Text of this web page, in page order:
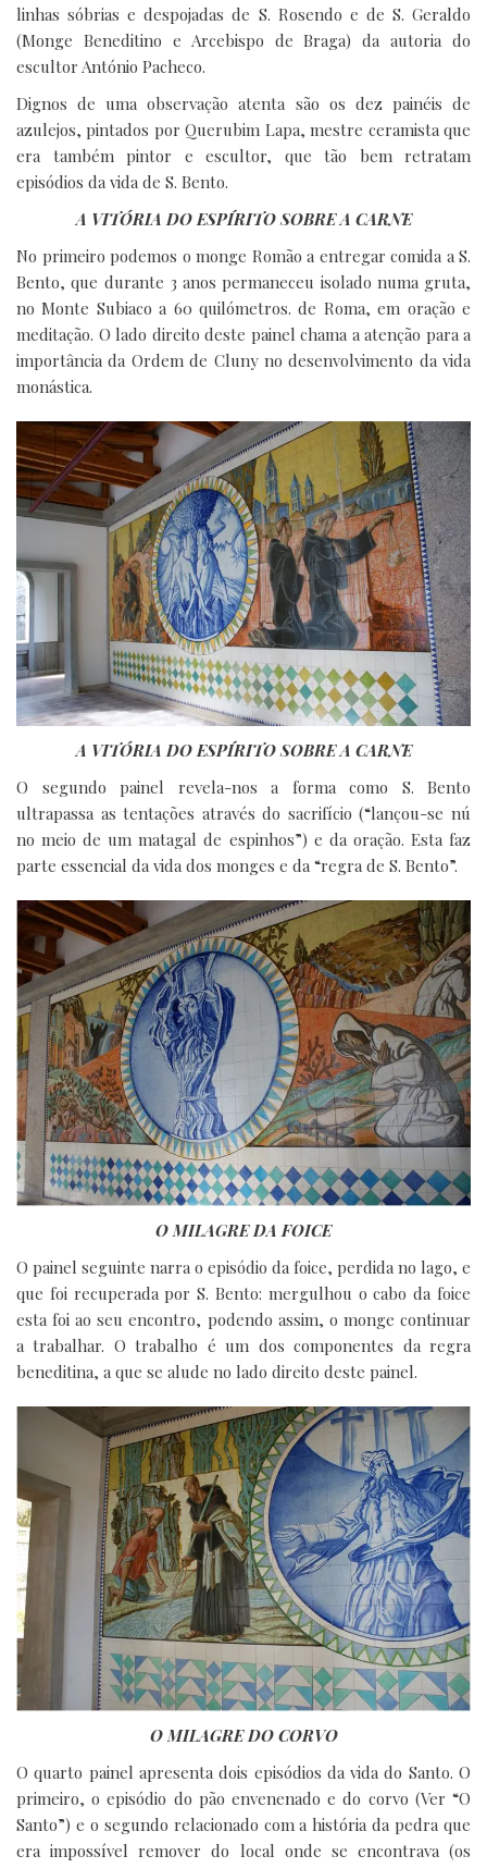
linhas sóbrias e despojadas de S. Rosendo e de S. Geraldo
(Monge Beneditino e Arcebispo de Braga) da autoria do
escultor António Pacheco.
Dignos de uma observação atenta são os dez painéis de
azulejos, pintados por Querubim Lapa, mestre ceramista que
era também pintor e escultor, que tão bem retratam
episódios da vida de S. Bento.
A VITÓRIA DO ESPÍRITO SOBRE A CARNE
No primeiro podemos o monge Romão a entregar comida a S.
Bento, que durante 3 anos permaneceu isolado numa gruta,
no Monte Subiaco a 60 quilómetros. de Roma, em oração e
meditação. O lado direito deste painel chama a atenção para a
importância da Ordem de Cluny no desenvolvimento da vida
monástica.
A VITÓRIA DO ESPÍRITO SOBRE A CARNE
O segundo painel revela-nos a forma como S. Bento
ultrapassa as tentações através do sacrifício (“lançou-se nú
no meio de um matagal de espinhos”) e da oração. Esta faz
parte essencial da vida dos monges e da “regra de S. Bento”.
O MILAGRE DA FOICE
O painel seguinte narra o episódio da foice, perdida no lago, e
que foi recuperada por S. Bento: mergulhou o cabo da foice
esta foi ao seu encontro, podendo assim, o monge continuar
a trabalhar. O trabalho é um dos componentes da regra
beneditina, a que se alude no lado direito deste painel.
O MILAGRE DO CORVO
O quarto painel apresenta dois episódios da vida do Santo. O
primeiro, o episódio do pão envenenado e do corvo (Ver “O
Santo”) e o segundo relacionado com a história da pedra que
era impossível remover do local onde se encontrava (os